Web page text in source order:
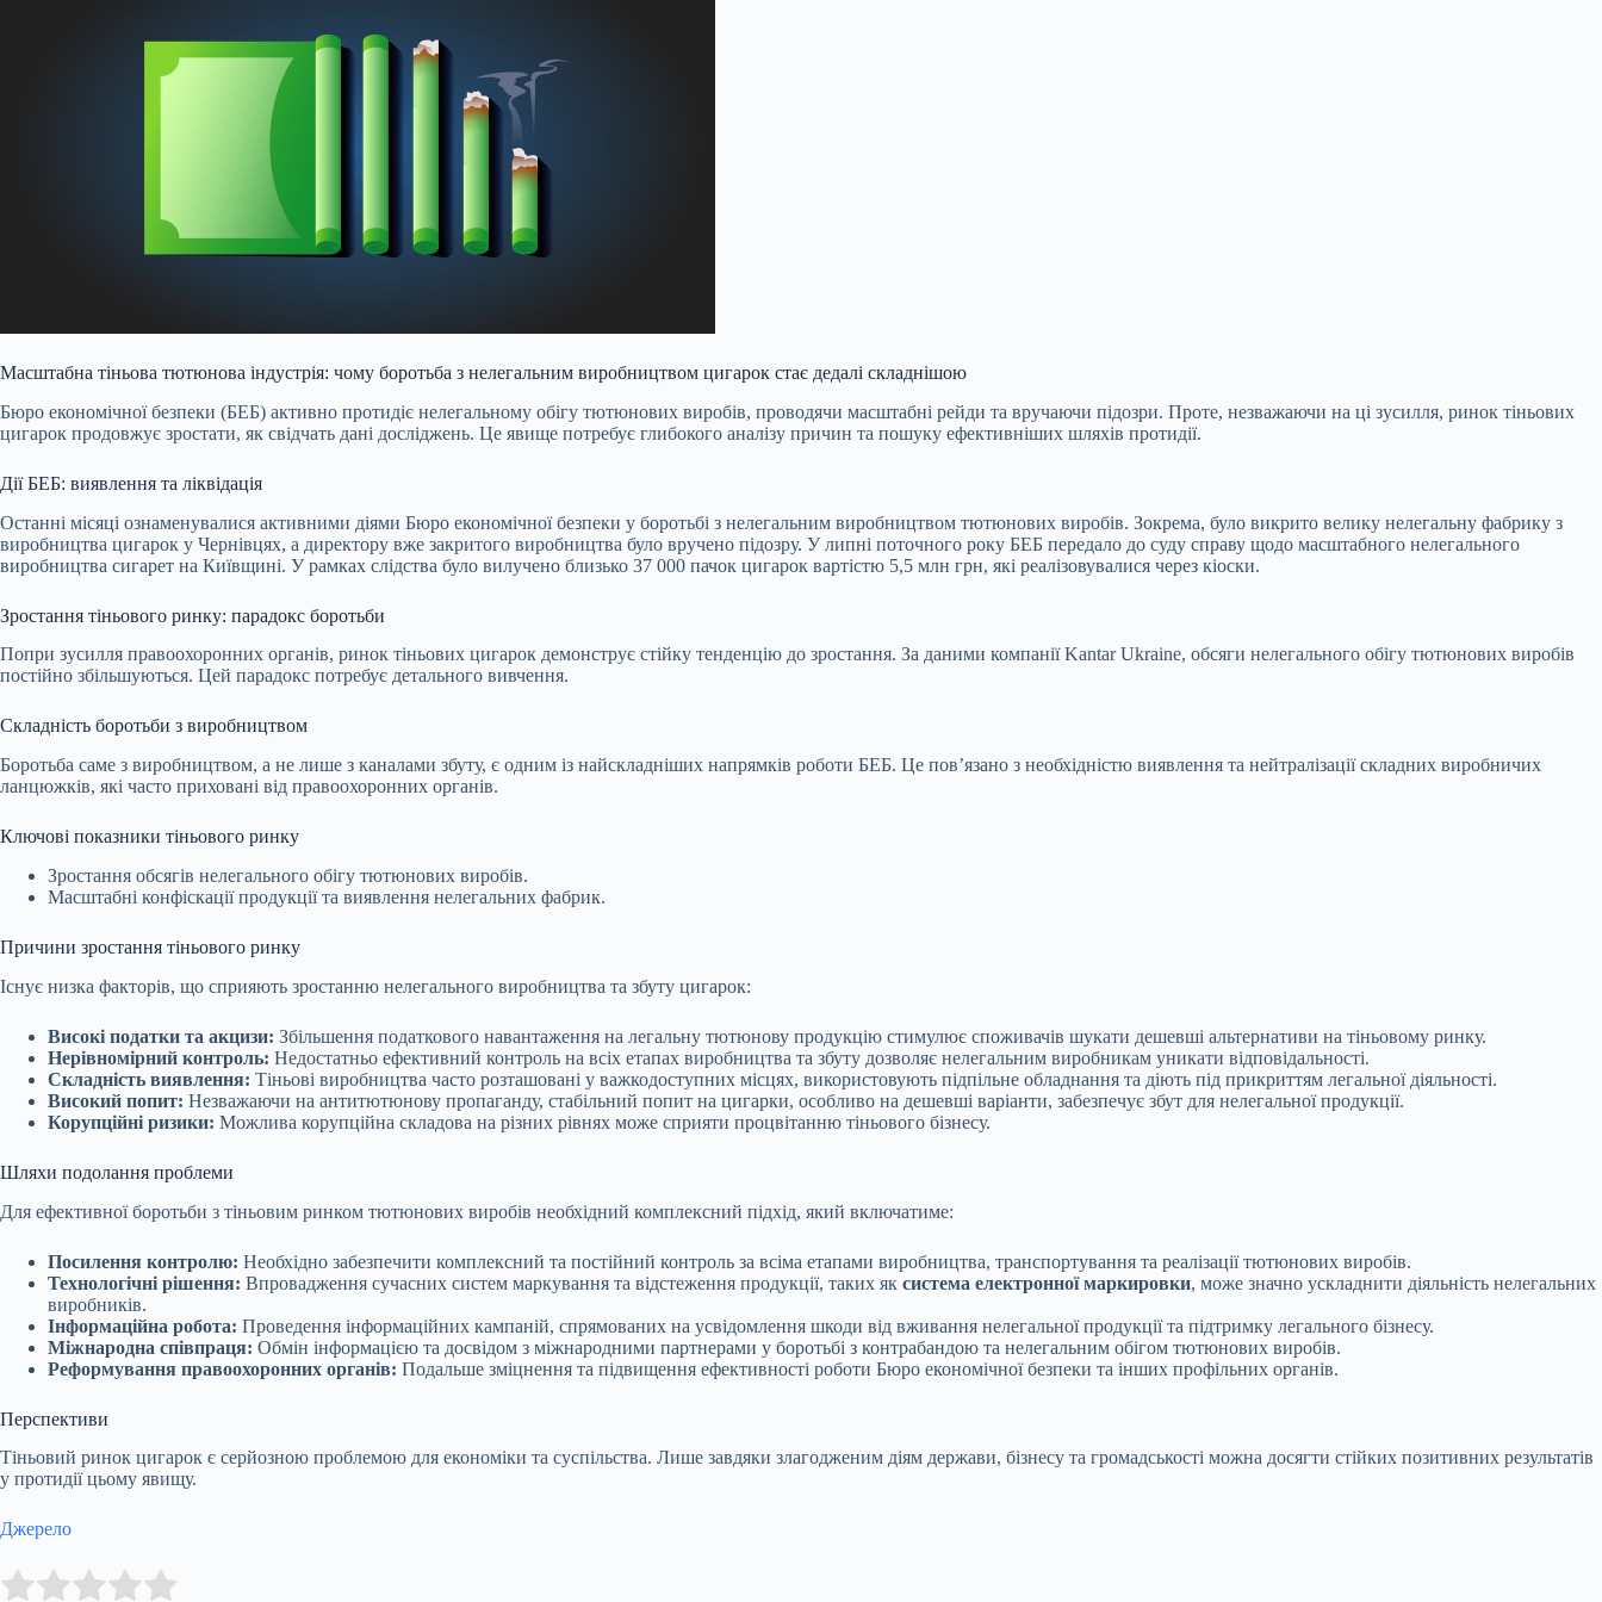
Масштабна тіньова тютюнова індустрія: чому боротьба з нелегальним виробництвом цигарок стає дедалі складнішою
Бюро економічної безпеки (БЕБ) активно протидіє нелегальному обігу тютюнових виробів, проводячи масштабні рейди та вручаючи підозри. Проте, незважаючи на ці зусилля, ринок тіньових
цигарок продовжує зростати, як свідчать дані досліджень. Це явище потребує глибокого аналізу причин та пошуку ефективніших шляхів протидії.
Дії БЕБ: виявлення та ліквідація
Останні місяці ознаменувалися активними діями Бюро економічної безпеки у боротьбі з нелегальним виробництвом тютюнових виробів. Зокрема, було викрито велику нелегальну фабрику з
виробництва цигарок у Чернівцях, а директору вже закритого виробництва було вручено підозру. У липні поточного року БЕБ передало до суду справу щодо масштабного нелегального
виробництва сигарет на Київщині. У рамках слідства було вилучено близько 37 000 пачок цигарок вартістю 5,5 млн грн, які реалізовувалися через кіоски.
Зростання тіньового ринку: парадокс боротьби
Попри зусилля правоохоронних органів, ринок тіньових цигарок демонструє стійку тенденцію до зростання. За даними компанії Kantar Ukraine, обсяги нелегального обігу тютюнових виробів
постійно збільшуються. Цей парадокс потребує детального вивчення.
Складність боротьби з виробництвом
Боротьба саме з виробництвом, а не лише з каналами збуту, є одним із найскладніших напрямків роботи БЕБ. Це пов’язано з необхідністю виявлення та нейтралізації складних виробничих
ланцюжків, які часто приховані від правоохоронних органів.
Ключові показники тіньового ринку
Зростання обсягів нелегального обігу тютюнових виробів.
Масштабні конфіскації продукції та виявлення нелегальних фабрик.
Причини зростання тіньового ринку
Існує низка факторів, що сприяють зростанню нелегального виробництва та збуту цигарок:
Високі податки та акцизи: Збільшення податкового навантаження на легальну тютюнову продукцію стимулює споживачів шукати дешевші альтернативи на тіньовому ринку.
Нерівномірний контроль: Недостатньо ефективний контроль на всіх етапах виробництва та збуту дозволяє нелегальним виробникам уникати відповідальності.
Складність виявлення: Тіньові виробництва часто розташовані у важкодоступних місцях, використовують підпільне обладнання та діють під прикриттям легальної діяльності.
Високий попит: Незважаючи на антитютюнову пропаганду, стабільний попит на цигарки, особливо на дешевші варіанти, забезпечує збут для нелегальної продукції.
Корупційні ризики: Можлива корупційна складова на різних рівнях може сприяти процвітанню тіньового бізнесу.
Шляхи подолання проблеми
Для ефективної боротьби з тіньовим ринком тютюнових виробів необхідний комплексний підхід, який включатиме:
Посилення контролю: Необхідно забезпечити комплексний та постійний контроль за всіма етапами виробництва, транспортування та реалізації тютюнових виробів.
Технологічні рішення: Впровадження сучасних систем маркування та відстеження продукції, таких як система електронної маркировки, може значно ускладнити діяльність нелегальних
виробників.
Інформаційна робота: Проведення інформаційних кампаній, спрямованих на усвідомлення шкоди від вживання нелегальної продукції та підтримку легального бізнесу.
Міжнародна співпраця: Обмін інформацією та досвідом з міжнародними партнерами у боротьбі з контрабандою та нелегальним обігом тютюнових виробів.
Реформування правоохоронних органів: Подальше зміцнення та підвищення ефективності роботи Бюро економічної безпеки та інших профільних органів.
Перспективи
Тіньовий ринок цигарок є серйозною проблемою для економіки та суспільства. Лише завдяки злагодженим діям держави, бізнесу та громадськості можна досягти стійких позитивних результатів
у протидії цьому явищу.
Джерело
Rate this item: